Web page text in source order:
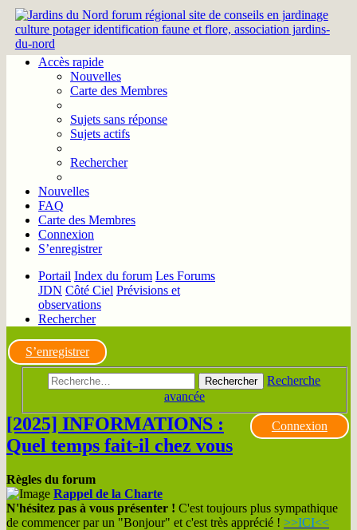
Accès rapide
Nouvelles
Carte des Membres
Sujets sans réponse
Sujets actifs
Rechercher
Nouvelles
FAQ
Carte des Membres
Connexion
S’enregistrer
Portail Index du forum Les Forums
JDN Côté Ciel Prévisions et
observations
Rechercher
S’enregistrer
Rechercher
Recherche
avancée
Connexion
[2025] INFORMATIONS :
Quel temps fait-il chez vous
Règles du forum
Rappel de la Charte
N'hésitez pas à vous présenter ! C'est toujours plus sympathique
de commencer par un "Bonjour" et c'est très apprécié ! >>ICI<<